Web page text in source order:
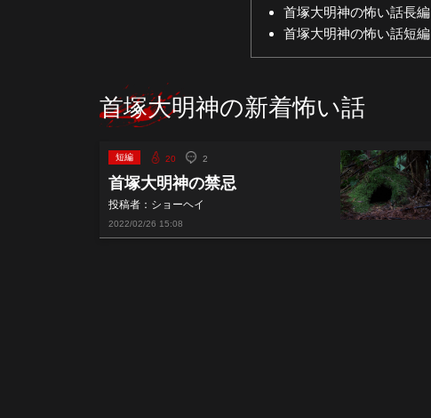
首塚大明神の怖い話長編
首塚大明神の怖い話短編
首塚大明神の新着怖い話
短編 20 2
首塚大明神の禁忌
投稿者：ショーヘイ
2022/02/26 15:08